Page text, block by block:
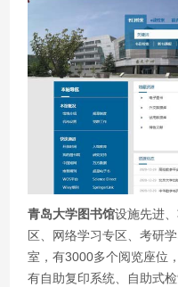
青岛大学图书馆设施先进
区、网络学习专区、考研
室，有3000多个阅览座位
有自助复印系统、自助式